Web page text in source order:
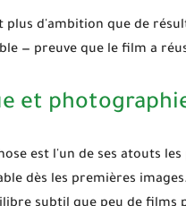
plus d'ambition que de
— preuve que le film a
et
est l'un de ses atouts
dès les premières